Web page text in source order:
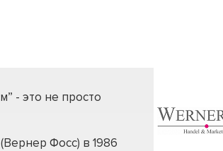
- это не просто
Фосс) в 1986